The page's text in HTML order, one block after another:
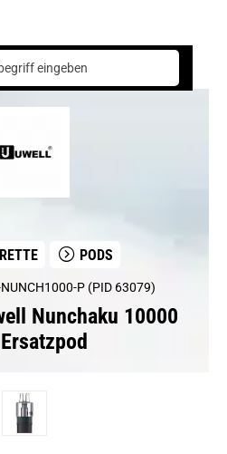
Uwell Nunchaku 10000 Pod Ersatzpod
PODS
NUNCH1000-P (PID 63079)
Nunchaku 10000